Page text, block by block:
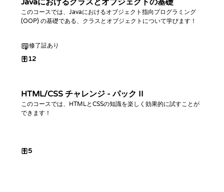
Javaにおけるクラスとオブジェクトの基礎
このコースでは、Javaにおけるオブジェクト指向プログラミング
(OOP) の基礎である、クラスとオブジェクトについて学びます！
修了証あり
12
HTML/CSS チャレンジ - パック II
このコースでは、HTMLとCSSの知識を楽しく効果的に試すことが
できます！
5